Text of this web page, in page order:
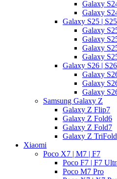
Galaxy
Galaxy
Galaxy S25 |
Galaxy
Galaxy
Galaxy
Galaxy
Galaxy S26 |
Galaxy
Galaxy
Galaxy
Samsung Galaxy Z
Galaxy Z Flip7
Galaxy Z Fold6
Galaxy Z Fold7
Galaxy Z TriFold
Xiaomi
Poco X7 | M7 | F7
Poco F7 | F7
Poco M7 Pro